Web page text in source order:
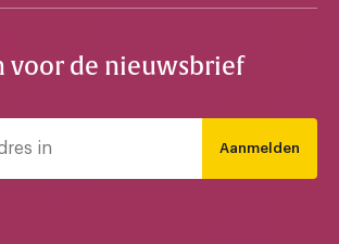
voor de nieuwsbrief
Aanmelden